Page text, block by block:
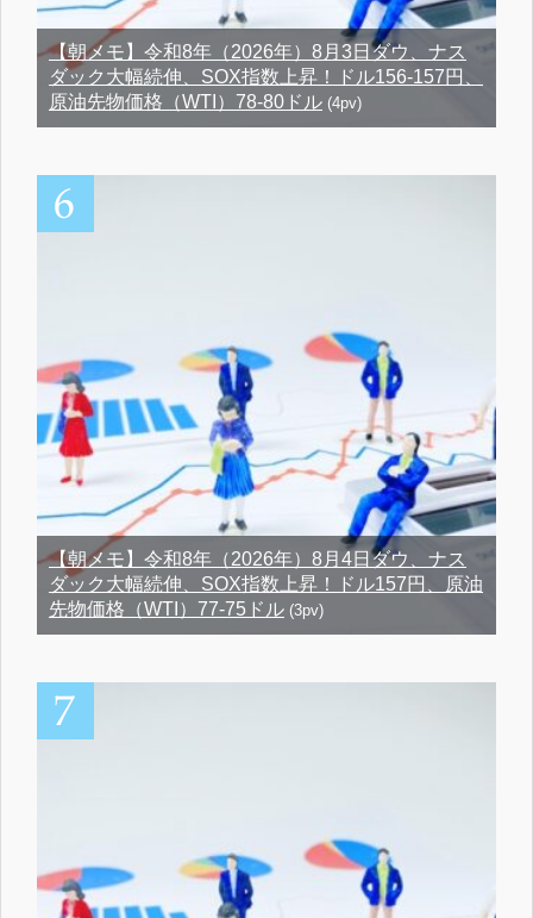
【朝メモ】令和8年（2026年）8月3日ダウ、ナス
ダック大幅続伸、SOX指数上昇！ドル156-157円、
原油先物価格（WTI）78-80ドル (4pv)
【朝メモ】令和8年（2026年）8月4日ダウ、ナス
ダック大幅続伸、SOX指数上昇！ドル157円、原油
先物価格（WTI）77-75ドル (3pv)